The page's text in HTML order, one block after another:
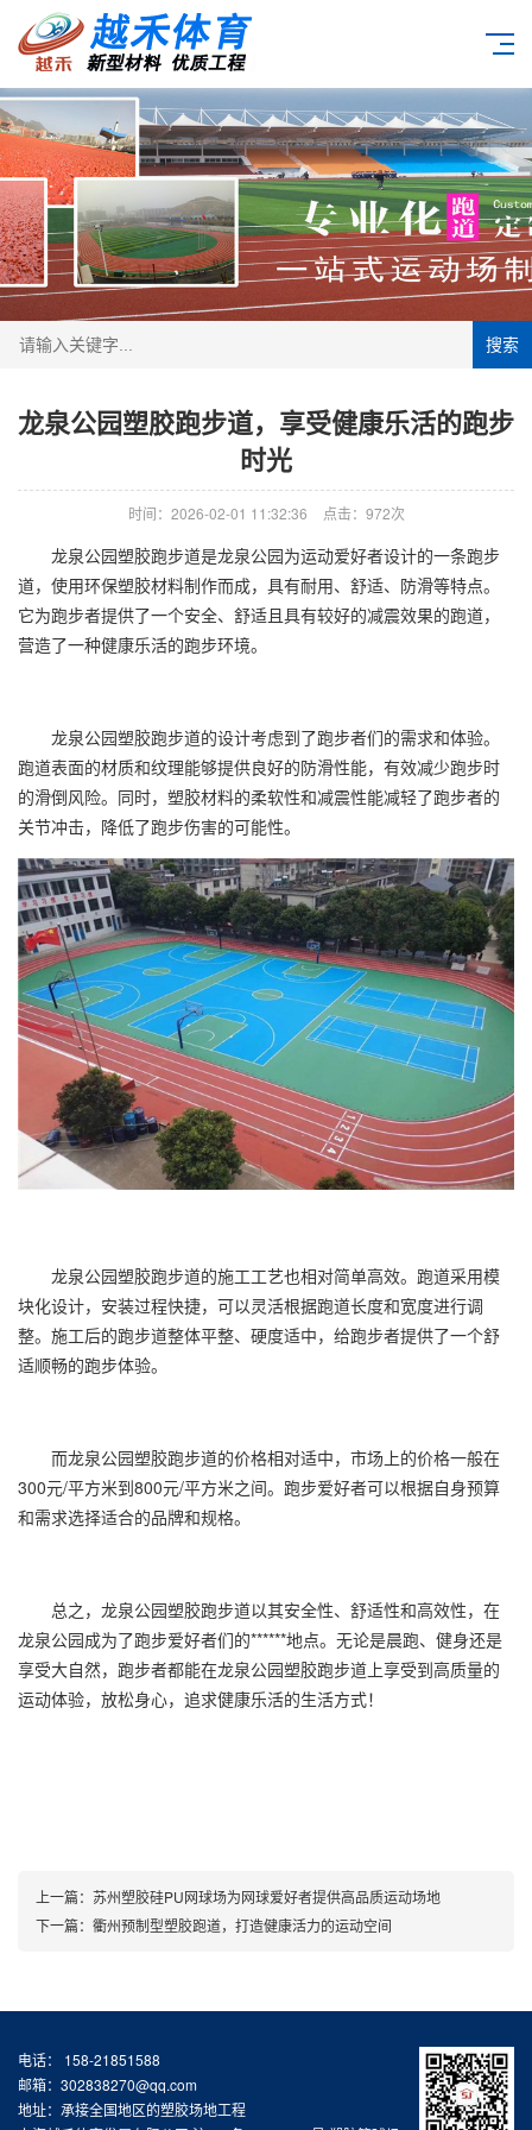
搜索
龙泉公园塑胶跑步道，享受健康乐活的跑步
时光
时间：2026-02-01 11:32:36 点击：972次
龙泉公园塑胶跑步道是龙泉公园为运动爱好者设计的一条跑步
道，使用环保塑胶材料制作而成，具有耐用、舒适、防滑等特点。
它为跑步者提供了一个安全、舒适且具有较好的减震效果的跑道，
营造了一种健康乐活的跑步环境。
龙泉公园塑胶跑步道的设计考虑到了跑步者们的需求和体验。
跑道表面的材质和纹理能够提供良好的防滑性能，有效减少跑步时
的滑倒风险。同时，塑胶材料的柔软性和减震性能减轻了跑步者的
关节冲击，降低了跑步伤害的可能性。
龙泉公园塑胶跑步道的施工工艺也相对简单高效。跑道采用模
块化设计，安装过程快捷，可以灵活根据跑道长度和宽度进行调
整。施工后的跑步道整体平整、硬度适中，给跑步者提供了一个舒
适顺畅的跑步体验。
而龙泉公园塑胶跑步道的价格相对适中，市场上的价格一般在
300元/平方米到800元/平方米之间。跑步爱好者可以根据自身预算
和需求选择适合的品牌和规格。
总之，龙泉公园塑胶跑步道以其安全性、舒适性和高效性，在
龙泉公园成为了跑步爱好者们的******地点。无论是晨跑、健身还是
享受大自然，跑步者都能在龙泉公园塑胶跑步道上享受到高质量的
运动体验，放松身心，追求健康乐活的生活方式！
上一篇： 苏州塑胶硅PU网球场为网球爱好者提供高品质运动场地
下一篇： 衢州预制型塑胶跑道，打造健康活力的运动空间
电话： 158-21851588
邮箱：302838270@qq.com
地址：承接全国地区的塑胶场地工程